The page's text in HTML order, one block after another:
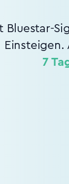
Bluestar-
Einsteigen.
7